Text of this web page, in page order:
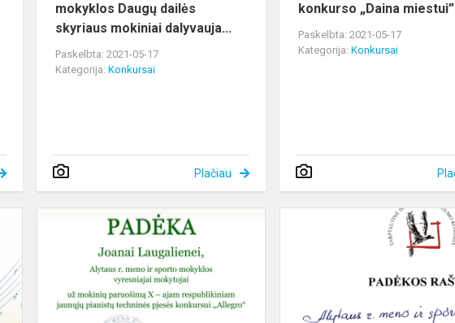
mokyklos Daugų dailės
skyriaus mokiniai dalyvauja...
Paskelbta: 2021-05-17
Kategorija:Konkursai
Plačiau
konkurso „Daina miestui”
Paskelbta: 2021-05-17
Kategorija:Konkursai
Respublikiniame
pianistų
konkurse
III
konkurse